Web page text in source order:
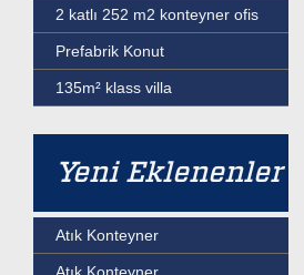
2 katlı 252 m2 konteyner ofis
Prefabrik Konut
135m² klass villa
Yeni Eklenenler
Atık Konteyner